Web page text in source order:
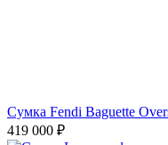
Сумка Fendi Baguette
419 000 ₽